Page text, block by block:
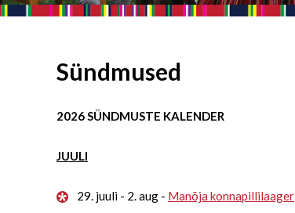
Sündmused
2026 SÜNDMUSTE KALENDER
JUULI
29. juuli - 2. aug - Manõja konnapillilaager